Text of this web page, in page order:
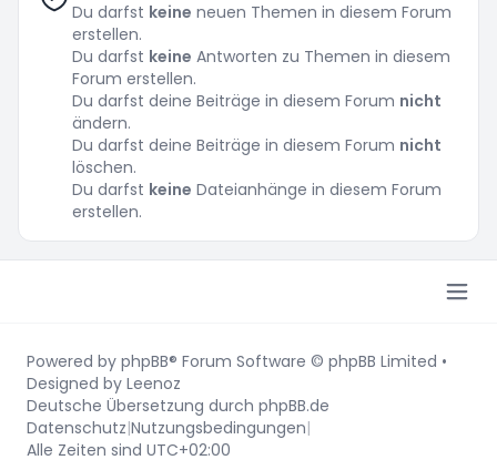
Du darfst keine neuen Themen in diesem Forum
erstellen.
Du darfst keine Antworten zu Themen in diesem
Forum erstellen.
Du darfst deine Beiträge in diesem Forum nicht
ändern.
Du darfst deine Beiträge in diesem Forum nicht
löschen.
Du darfst keine Dateianhänge in diesem Forum
erstellen.
Powered by phpBB® Forum Software © phpBB Limited •
Designed by Leenoz
Deutsche Übersetzung durch phpBB.de
Datenschutz|Nutzungsbedingungen|
Alle Zeiten sind UTC+02:00